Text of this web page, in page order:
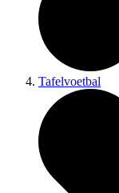
Tafelvoetbal